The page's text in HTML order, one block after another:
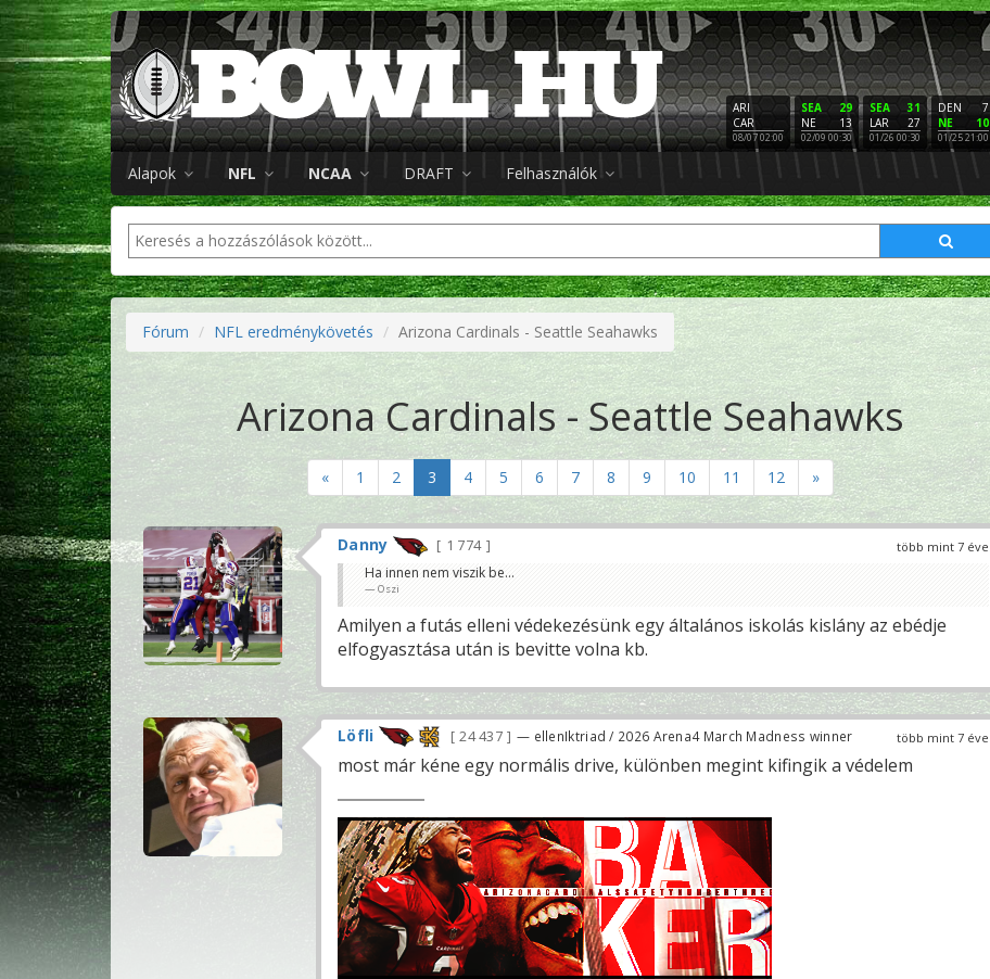
ARI
CAR
08/07 02:00
29
SEA
13
NE
02/09 00:30
31
SEA
27
LAR
01/26 00:30
7
DEN
10
NE
01/25 21:00
Alapok NFL NCAA DRAFT Felhasználók
Fórum NFL eredménykövetés Arizona Cardinals - Seattle Seahawks
Arizona Cardinals - Seattle Seahawks
« 1 2 3 4 5 6 7 8 9 10 11 12 »
több mint 7 éve
Danny
1 774
Ha innen nem viszik be...
Oszi
Amilyen a futás elleni védekezésünk egy általános iskolás kislány az ebédje
elfogyasztása után is bevitte volna kb.
több mint 7 éve
Löfli 24 437 — ellenIktriad / 2026 Arena4 March Madness winner
most már kéne egy normális drive, különben megint kifingik a védelem